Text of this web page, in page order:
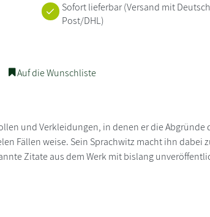
Sofort lieferbar(Versand mit
Post/DHL)
Auf die Wunschliste
und Verkleidungen, in denen er die Abgründe
Fällen weise. Sein Sprachwitz macht ihn dabei
Zitate aus dem Werk mit bislang